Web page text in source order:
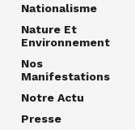
Nationalisme
Nature Et
Environnement
Nos
Manifestations
Notre Actu
Presse